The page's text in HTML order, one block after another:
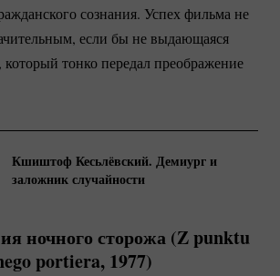
сознания. Успех фильма не
если бы не выдающаяся
, который тонко передал преображение
Кшиштоф Кесьлёвский. Демиург и
заложник случайности
ночного сторожа (Z punktu
portiera, 1977)